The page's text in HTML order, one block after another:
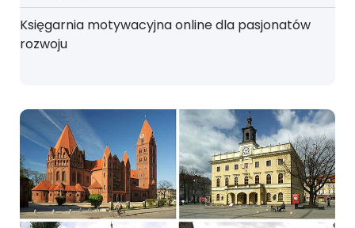
Księgarnia motywacyjna online dla pasjonatów
rozwoju